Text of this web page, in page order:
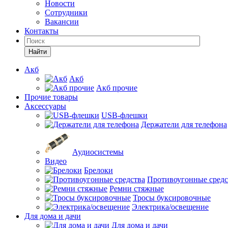
Новости
Сотрудники
Вакансии
Контакты
Найти
Акб
Акб
Акб прочие
Прочие товары
Аксессуары
USB-флешки
Держатели для телефона
Аудиосистемы
Видео
Брелоки
Противоугонные
Ремни стяжные
Тросы буксировочные
Электрика/освещение
Для дома и дачи
Для дома и дачи